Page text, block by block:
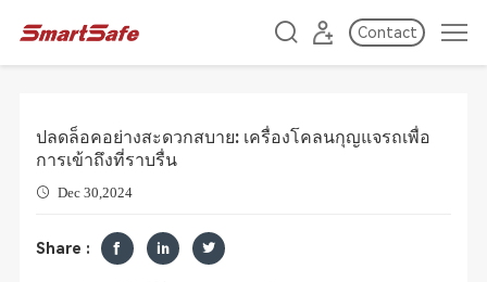
Contact
ปลดล็อคอย่างสะดวกสบาย: เครื่องโคลนกุญแจรถเพื่อ
การเข้าถึงที่ราบรื่น
Dec 30,2024
Share :